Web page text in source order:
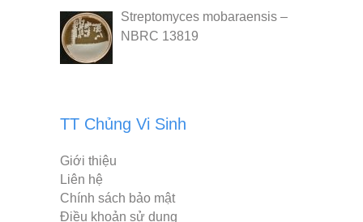
Streptomyces mobaraensis –
NBRC 13819
TT Chủng Vi Sinh
Giới thiệu
Liên hệ
Chính sách bảo mật
Điều khoản sử dụng